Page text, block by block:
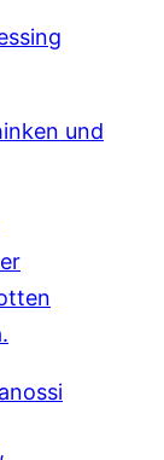
und